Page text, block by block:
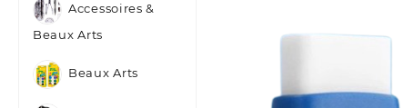
Accessoires &
Beaux Arts
Beaux Arts